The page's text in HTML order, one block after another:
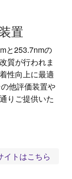
置
と253.7nmの
質が行われま
性向上に最適
他評価装置や
りご提供いた
イトはこちら